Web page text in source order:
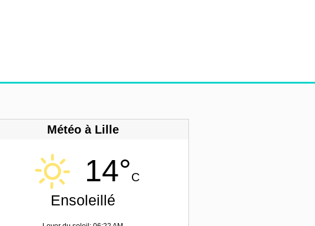
Météo à Lille
14°C
Ensoleillé